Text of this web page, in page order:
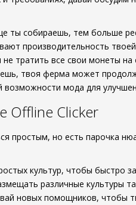
ты собираешь, тем больше
производительность
не тратить все свои монеты
твоя ферма может
возможности мода для
Offline Clicker
простым, но есть парочка
культур, чтобы быстро
различные культуры
новых помощников, чтобы